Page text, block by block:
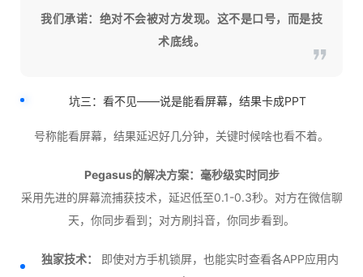
我们承诺：绝对不会被对方发现。这不是口号，而是技
术底线。
坑三：看不见——说是能看屏幕，结果卡成PPT
号称能看屏幕，结果延迟好几分钟，关键时候啥也看不着。
Pegasus的解决方案：毫秒级实时同步
采用先进的屏幕流捕获技术，延迟低至0.1-0.3秒。对方在微信聊
天，你同步看到；对方刷抖音，你同步看到。
独家技术：
即使对方手机锁屏，也能实时查看各APP应用内